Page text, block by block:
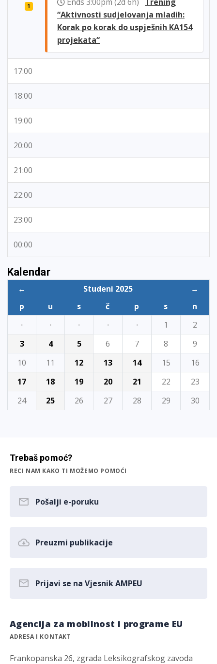
1
“Aktivnosti sudjelovanja mladih:
Korak po korak do uspješnih KA154
projekata“
17:00
18:00
19:00
20:00
21:00
22:00
23:00
00:00
Kalendar
← Studeni 2025
→
p
u s č p s
n
·
· · · · 1
2
3
4 5 6 7 8
9
10
11 12 13 14 15
16
17
18 19 20 21 22
23
24
25 26 27 28 29 30
Trebaš pomoć?
RECI NAM KAKO TI MOŽEMO POMOĆI
Pošalji e-poruku
Preuzmi publikacije
Prijavi se na Vjesnik AMPEU
Agencija za mobilnost i programe EU
ADRESA I KONTAKT
Frankopanska 26, zgrada Leksikografskog zavoda